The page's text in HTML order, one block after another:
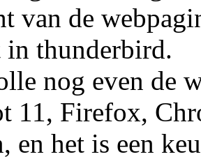
van de
thunderbird.
nog even de
11, Firefox,
en het is een